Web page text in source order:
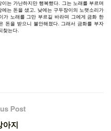
이는 가난하지만 행복했다. 그는 노래를 부르며
에는 돈을 샜고, 낮에는 구두장이의
노랫소리가
가 노래를 그만 부르길 바라며 그에게 금화 한
돈을 받으니 불안해졌다.그래서 금화를 부자
찾는다.
Post
아지